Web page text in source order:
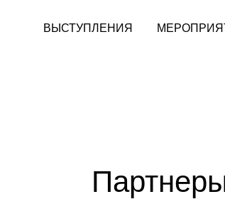
ВЫСТУПЛЕНИЯ